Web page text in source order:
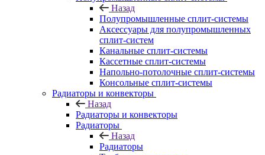
Назад
Полупромышленные сплит-системы
Аксессуары для полупромышленных
сплит-систем
Канальные сплит-системы
Кассетные сплит-системы
Напольно-потолочные сплит-системы
Консольные сплит-системы
Радиаторы и конвекторы
Назад
Радиаторы и конвекторы
Радиаторы
Назад
Радиаторы